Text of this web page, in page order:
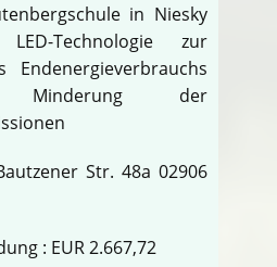
in Niesky
Technologie zur
Endenergieverbrauchs
der
Str. 48a 02906
: EUR 2.667,72